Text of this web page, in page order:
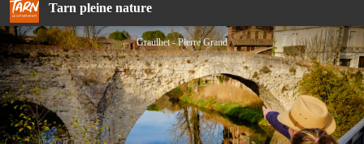
Tarn pleine nature
Graulhet - Pierre Grand